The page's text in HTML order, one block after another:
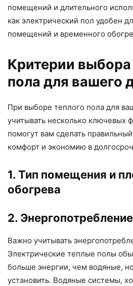
помещений и длительного
как электрический пол удобен
помещений и временного
Критерии выбора
пола для вашего
При выборе теплого пола для
учитывать несколько ключевых
помогут вам сделать
комфорт и экономию в
1. Тип помещения и
обогрева
2.
Важно учитывать
Электрические теплые полы
больше энергии, чем водяные,
установить. Водяные системы,